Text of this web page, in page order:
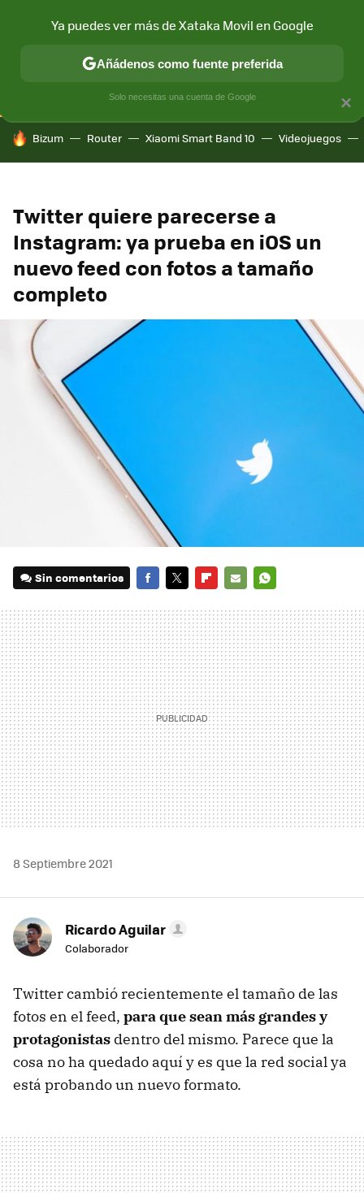
CONECTIVIDAD MÓVIL Y SOCIEDAD APLICACIONES
HOY SE HABLA DE
Bizum Router Xiaomi Smart Band 10 Videojuegos
Twitter quiere parecerse a
Instagram: ya prueba en iOS un
nuevo feed con fotos a tamaño
completo
Sin comentarios
MAIL
8 Septiembre 2021
Ricardo Aguilar
Colaborador
Twitter cambió recientemente el tamaño de las
fotos en el feed, para que sean más grandes y
protagonistas dentro del mismo. Parece que la
cosa no ha quedado aquí y es que la red social ya
está probando un nuevo formato.
×
Ya puedes ver más de Xataka Movil en Google
Añádenos como fuente preferida
Solo necesitas una cuenta de Google